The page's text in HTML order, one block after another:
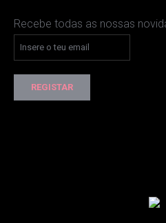
Recebe todas as nossas